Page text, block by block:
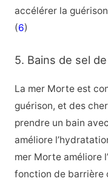
accélérer la
(6)
5. Bains de sel
La mer Morte est
guérison, et des
prendre un bain
améliore
mer Morte améliore
fonction de barrière